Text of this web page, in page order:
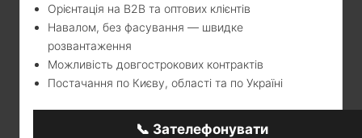
Орієнтація на B2B та оптових клієнтів
Навалом, без фасування — швидке
розвантаження
Можливість довгострокових контрактів
Постачання по Києву, області та по Україні
📞 Зателефонувати